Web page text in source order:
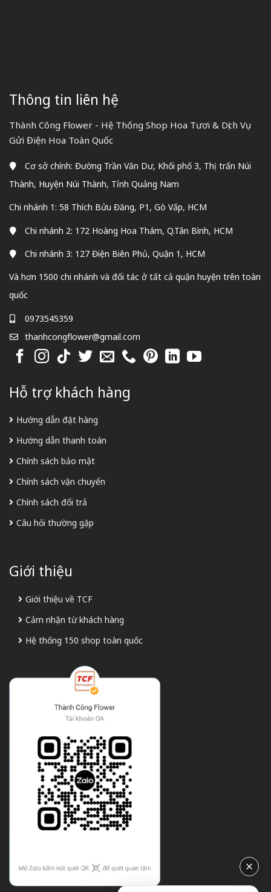
Thông tin liên hệ
Thành Công Flower - Hệ Thống Shop Hoa Tươi & Dịch Vụ
Gửi Điện Hoa Toàn Quốc
Cơ sở chính: Đường Trần Văn Dư, Khối phố 3, Thị trấn Núi
Thành, Huyện Núi Thành, Tỉnh Quảng Nam
Chi nhánh 1: 58 Thích Bửu Đăng, P1, Gò Vấp, HCM
Chi nhánh 2: 172 Hoàng Hoa Thám, Q.Tân Bình, HCM
Chi nhánh 3: 127 Điện Biên Phủ, Quận 1, HCM
Và hơn 1500 chi nhánh và đối tác ở tất cả quận huyện trên toàn
quốc
0973545359
thanhcongflower@gmail.com
Hỗ trợ khách hàng
Hướng dẫn đặt hàng
Hướng dẫn thanh toán
Chính sách bảo mật
Chính sách vận chuyển
Chính sách đổi trả
Câu hỏi thường gặp
Giới thiệu
Giới thiệu về TCF
Cảm nhận từ khách hàng
Hệ thống 150 shop toàn quốc